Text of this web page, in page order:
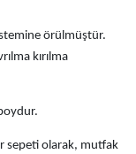
örülmüştür.
kırılma
sepeti olarak, mutfak